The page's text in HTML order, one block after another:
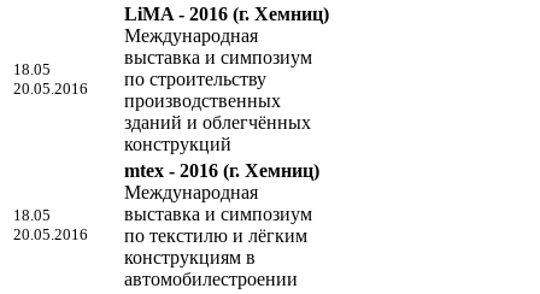
18.05
20.05.2016
LiMA - 2016 (г. Хемниц)
Международная
выставка и симпозиум
по строительству
производственных
зданий и облегчённых
конструкций
18.05
20.05.2016
mtex - 2016 (г. Хемниц)
Международная
выставка и симпозиум
по текстилю и лёгким
конструкциям в
автомобилестроении